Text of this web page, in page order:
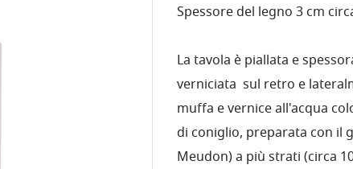
Spessore del legno 3 cm
La tavola è piallata e
verniciata sul retro e
muffa e vernice all'acqua
di coniglio, preparata con il
Meudon) a più strati (circa